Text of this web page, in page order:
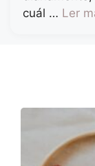
cuál … Ler